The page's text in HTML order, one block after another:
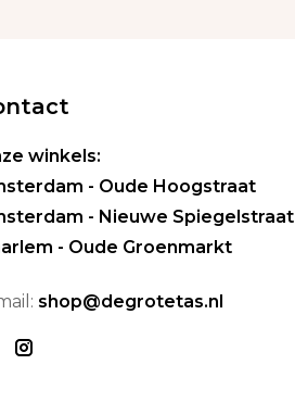
winkels:
- Oude Hoogstraat
- Nieuwe Spiegelstraat
- Oude Groenmarkt
shop@degrotetas.nl